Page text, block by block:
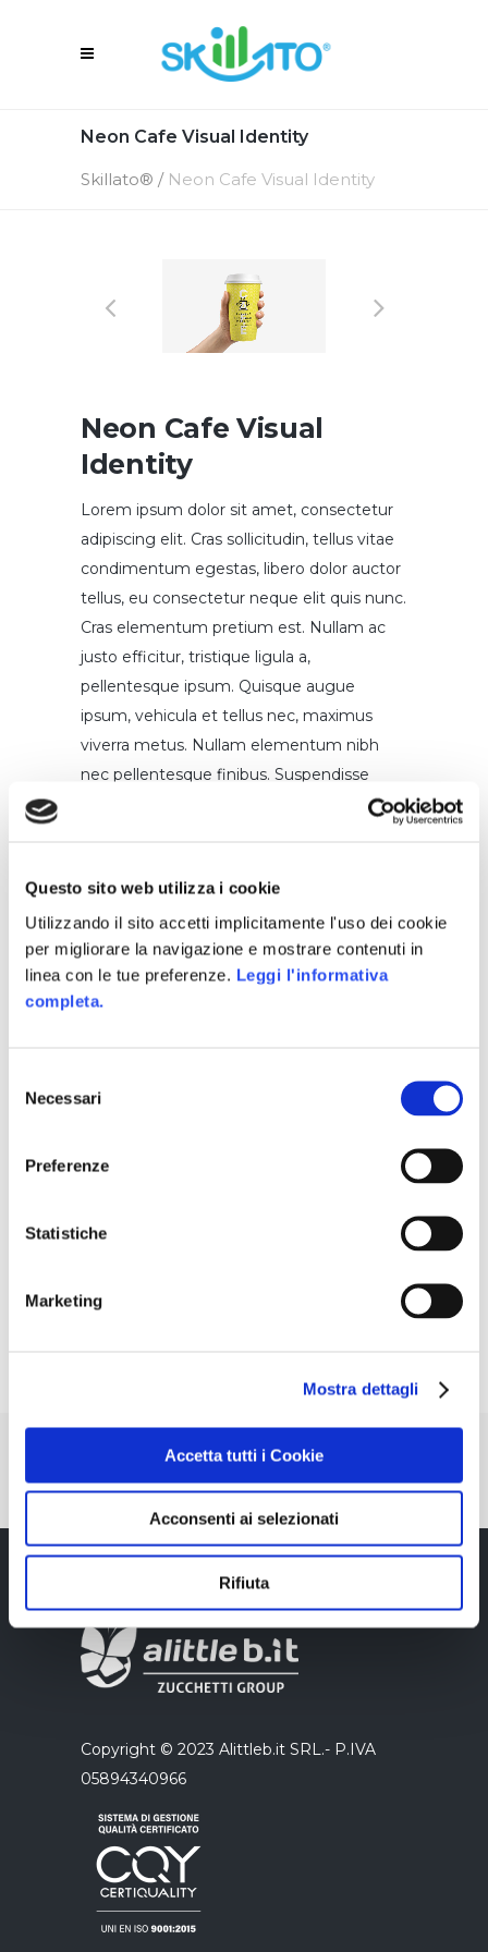
Questo sito web utilizza i cookie
Utilizzando il sito accetti implicitamente l'uso dei cookie
per migliorare la navigazione e mostrare contenuti in
linea con le tue preferenze. Leggi l'informativa
completa.
delNecessari
Preferenze
Statistiche
Marketing
Mostra dettagli
Accetta tutti i Cookie
Acconsenti ai selezionati
Rifiuta
Neon Cafe Visual Identity
Skillato® / Neon Cafe Visual Identity
Neon Cafe Visual
Identity
Lorem ipsum dolor sit amet, consectetur
adipiscing elit. Cras sollicitudin, tellus vitae
condimentum egestas, libero dolor auctor
tellus, eu consectetur neque elit quis nunc.
Cras elementum pretium est. Nullam ac
justo efficitur, tristique ligula a,
pellentesque ipsum. Quisque augue
ipsum, vehicula et tellus nec, maximus
viverra metus. Nullam elementum nibh
nec pellentesque finibus. Suspendisse
sodales sapien fermentum. Donec
ultricies, turpis a sagittis suscipit, ex odio
volutpat sem, vel molestie ligula enim
varius est. Pellentesque sodales ipsum nisi.
Suspendisse ultrices nulla eu volutpat
Category
Copyright © 2023 Alittleb.it SRL.- P.IVA
05894340966